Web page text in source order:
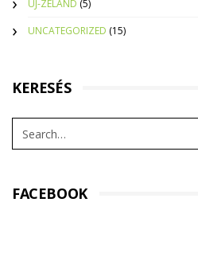
ÚJ-ZÉLAND (5)
UNCATEGORIZED (15)
KERESÉS
FACEBOOK